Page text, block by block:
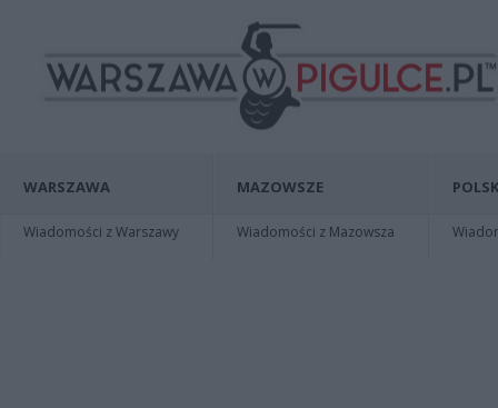
WARSZAWA
Wiadomości z Warszawy
MAZOWSZE
Wiadomości z Mazowsza